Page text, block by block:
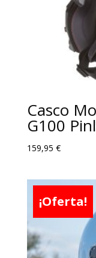
Casco
G100
159,95 €
¡Oferta!